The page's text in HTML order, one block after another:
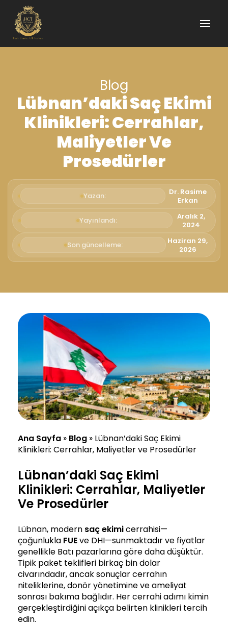
Blog
Lübnan’daki Saç Ekimi
Klinikleri: Cerrahlar,
Maliyetler Ve
Prosedürler
Yazan:
Dr. Rasime
Erkan
Yayınlandı:
Aralık 2,
2024
Son güncelleme:
Haziran 29,
2026
Ana Sayfa » Blog » Lübnan’daki Saç Ekimi
Klinikleri: Cerrahlar, Maliyetler ve Prosedürler
Lübnan’daki Saç Ekimi
Klinikleri: Cerrahlar, Maliyetler
Ve Prosedürler
Lübnan, modern saç ekimicerrahisi—
çoğunlukla FUEve DHI—sunmaktadır ve fiyatlar
genellikle Batı pazarlarına göre daha düşüktür.
Tipik paket teklifleri birkaç bin dolar
civarındadır, ancak sonuçlar cerrahın
niteliklerine, donör yönetimine ve ameliyat
sonrası bakıma bağlıdır. Her cerrahi adımı kimin
gerçekleştirdiğini açıkça belirten klinikleri tercih
edin.